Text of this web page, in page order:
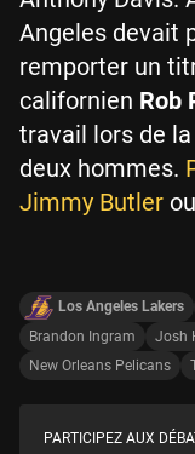
Angeles devait
remporter un
californien Rob
travail lors de
deux hommes.
Jimmy Butler ou
Los Angeles Lakers
Brandon Ingram
Josh
New Orleans Pelicans
PARTICIPEZ AUX